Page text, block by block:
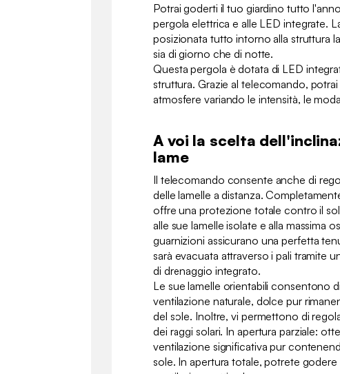
Potrai goderti il tuo giardino tutto
pergola elettrica e alle LED integrate.
posizionata tutto intorno alla struttura
sia di giorno che di notte.
Questa pergola è dotata di LED
struttura. Grazie al telecomando,
atmosfere variando le intensità, le
A voi la scelta
lame
Il telecomando consente anche di
delle lamelle a distanza.
offre una protezione totale contro il
alle sue lamelle isolate e alla massima
guarnizioni assicurano una perfetta
sarà evacuata attraverso i pali tramite
di drenaggio integrato.
Le sue lamelle orientabili consentono
ventilazione naturale, dolce pur
del sole. Inoltre, vi permettono di
dei raggi solari. In apertura parziale:
ventilazione significativa pur
sole. In apertura totale, potrete godere